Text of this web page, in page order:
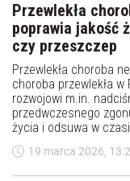
Przewlekła
poprawia jakość
czy przeszczep
Przewlekła choroba
choroba przewlekła
rozwojowi m.in.
przedwczesnego
życia i odsuwa w
19 marca 2026,